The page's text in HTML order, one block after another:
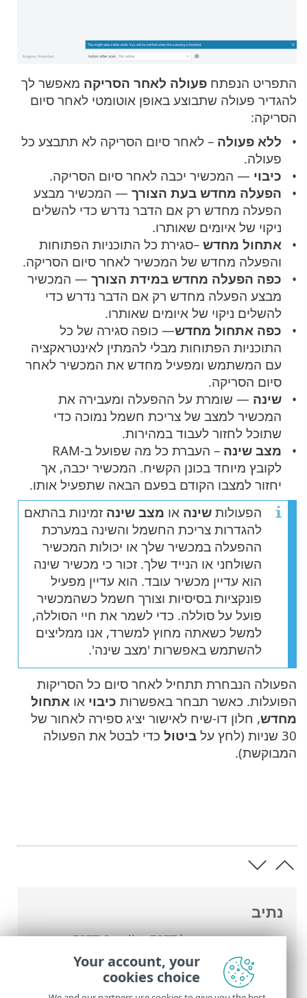
נתיב
העזרה המקוונת של ESET >
ESET Small
Business Security
>
עבודה עם ESET Small
Business Security
>סריקת מכשירים
התקדמות הסריקה
התפריט הנפתח פעולה לאחר הסריקה מאפשר לך
להגדיר פעולה שתבוצע באופן אוטומטי לאחר סיום
הסריקה:
ללא פעולה – לאחר סיום הסריקה לא תתבצע כל
פעולה.
כיבוי — המכשיר יכבה לאחר סיום הסריקה.
הפעלה מחדש בעת הצורך — המכשיר מבצע
הפעלה מחדש רק אם הדבר נדרש כדי להשלים
ניקוי של איומים שאותרו.
אתחול מחדש –סגירת כל התוכניות הפתוחות
והפעלה מחדש של המכשיר לאחר סיום הסריקה.
כפה הפעלה מחדש במידת הצורך — המכשיר
מבצע הפעלה מחדש רק אם הדבר נדרש כדי
להשלים ניקוי של איומים שאותרו.
כפה אתחול מחדש— כופה סגירה של כל
התוכניות הפתוחות מבלי להמתין לאינטראקציה
עם המשתמש ומפעיל מחדש את המכשיר לאחר
סיום הסריקה.
שינה — שומרת על ההפעלה ומעבירה את
המכשיר למצב של צריכת חשמל נמוכה כדי
שתוכל לחזור לעבוד במהירות.
מצב שינה
– העברת כל מה שפועל ב-RAM
לקובץ מיוחד בכונן הקשיח. המכשיר יכבה, אך
יחזור למצבו הקודם בפעם הבאה שתפעיל אותו.
הפעולות שינה או מצב שינה זמינות בהתאם
להגדרות צריכת החשמל והשינה במערכת
ההפעלה במכשיר שלך או יכולות המכשיר
השולחני או הנייד שלך. זכור כי מכשיר שינה
הוא עדיין מכשיר עובד. הוא עדיין מפעיל
פונקציות בסיסיות וצורך חשמל כשהמכשיר
פועל על סוללה. כדי לשמר את חיי הסוללה,
למשל כשאתה מחוץ למשרד, אנו ממליצים
להשתמש באפשרות 'מצב שינה'.
הפעולה הנבחרת תתחיל לאחר סיום כל הסריקות
הפועלות. כאשר תבחר באפשרות כיבוי או אתחול
מחדש, חלון דו-שיח לאישור יציג ספירה לאחור של
30 שניות (לחץ על
ביטול כדי לבטל את הפעולה
המבוקשת).
Your account, your
cookies choice